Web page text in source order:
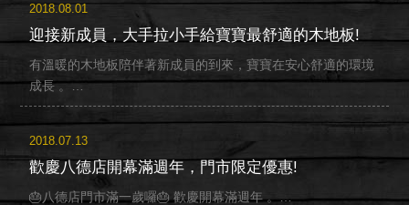
2018.08.01
迎接新成員，大手拉小手給寶寶最舒適的木地板!
有溫暖的木地板陪伴著新成員的到來，寶寶在安心舒適的環境
成長 。…
2018.07.13
歡慶八德店開幕滿週年，門市限定優惠!
🎂八德店門市滿一歲囉🎂 歡慶開幕滿週年 。…